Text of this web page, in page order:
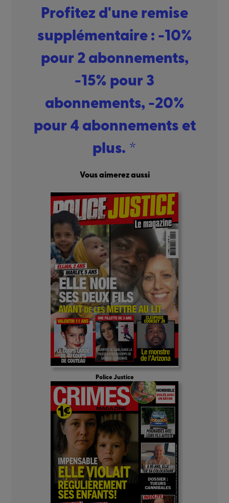
Profitez d'une remise
supplémentaire : -10%
pour 2 abonnements,
-15% pour 3
abonnements, -20%
pour 4 abonnements et
plus. *
Vous aimerez aussi
Police Justice